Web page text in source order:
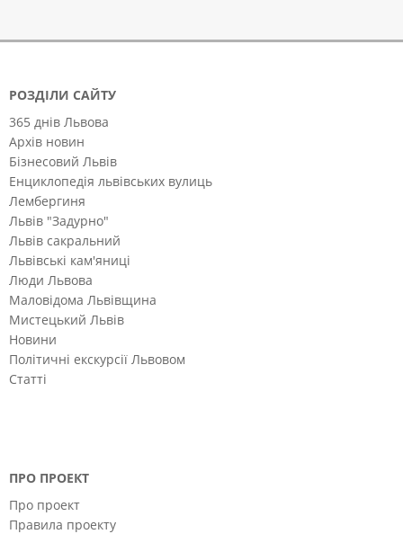
РОЗДІЛИ САЙТУ
365 днів Львова
Архів новин
Бізнесовий Львів
Енциклопедія львівських вулиць
Лембергиня
Львів "Задурно"
Львів сакральний
Львівські кам'яниці
Люди Львова
Маловідома Львівщина
Мистецький Львів
Новини
Політичні екскурсії Львовом
Статті
ПРО ПРОЕКТ
Про проект
Правила проекту